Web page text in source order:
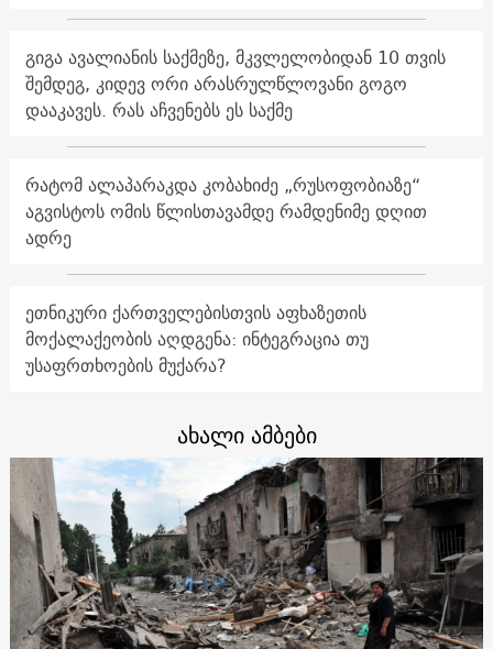
გიგა ავალიანის საქმეზე, მკვლელობიდან 10 თვის
შემდეგ, კიდევ ორი არასრულწლოვანი გოგო
დააკავეს. რას აჩვენებს ეს საქმე
რატომ ალაპარაკდა კობახიძე „რუსოფობიაზე“
აგვისტოს ომის წლისთავამდე რამდენიმე დღით
ადრე
ეთნიკური ქართველებისთვის აფხაზეთის
მოქალაქეობის აღდგენა: ინტეგრაცია თუ
უსაფრთხოების მუქარა?
ახალი ამბები